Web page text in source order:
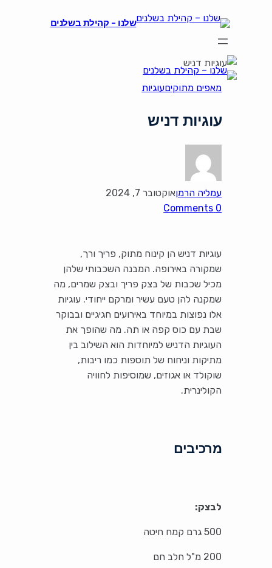
שלנו – קהילת בשלנים
מאפים מתוקיםעוגיות
עוגיות דניש
עמליה הרמןאוקטובר 7, 2024
0 Comments
עוגיות דניש הן קינוח מתוק, פריך ורך,
שמקורה באירופה. המבנה השכבותי שלהן
מכיל שכבות של בצק פריך ובצק שמרים, מה
שמקנה להן טעם עשיר ומרקם ייחודי. עוגיות
אלו נפוצות במיוחד באירועים חגיגיים ובבוקר
שבת עם כוס קפה או תה. מה שהופך את
העוגיות הדניש למיוחדות הוא השילוב בין
מתיקות וניחוח של תוספות כמו ריבות,
שוקולד או אגוזים, שמוסיפות לחוויה
הקולינרית.
מרכיבים
לבצק:
500 גרם קמח חיטה
200 מ"ל חלב חם